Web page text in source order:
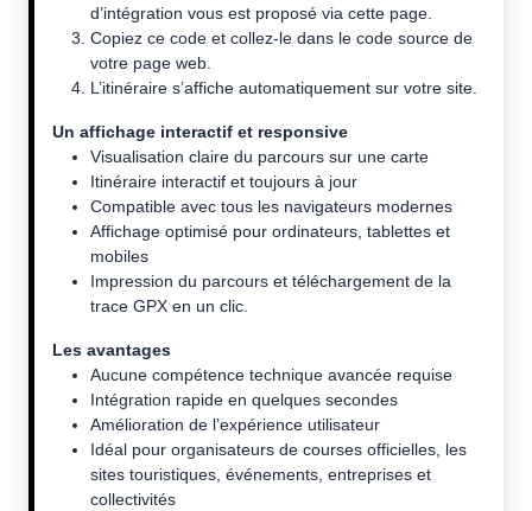
d’intégration vous est proposé via cette page.
Copiez ce code et collez-le dans le code source de
votre page web.
L’itinéraire s’affiche automatiquement sur votre site.
Un affichage interactif et responsive
Visualisation claire du parcours sur une carte
Itinéraire interactif et toujours à jour
Compatible avec tous les navigateurs modernes
Affichage optimisé pour ordinateurs, tablettes et
mobiles
Impression du parcours et téléchargement de la
trace GPX en un clic.
Les avantages
Aucune compétence technique avancée requise
Intégration rapide en quelques secondes
Amélioration de l’expérience utilisateur
Idéal pour organisateurs de courses officielles, les
sites touristiques, événements, entreprises et
collectivités